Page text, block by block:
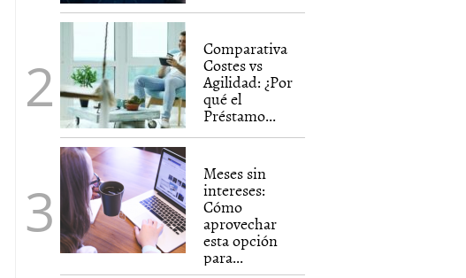
Comparativa
Costes vs
Agilidad: ¿Por
qué el
Préstamo...
Meses sin
intereses:
Cómo
aprovechar
esta opción
para...